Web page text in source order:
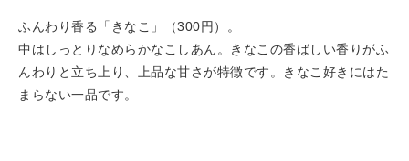
ふんわり香る「きなこ」（300円）。
中はしっとりなめらかなこしあん。きなこの香ばしい香りがふ
んわりと立ち上り、上品な甘さが特徴です。きなこ好きにはた
まらない一品です。